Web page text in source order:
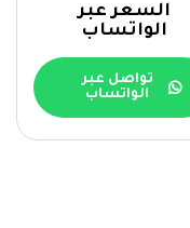
السعر عبر
الواتساب
تواصل عبر
الواتساب